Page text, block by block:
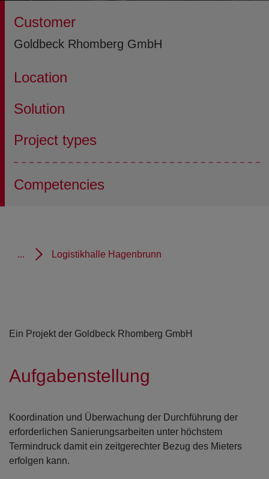
Customer
Goldbeck Rhomberg GmbH
Location
Solution
Project types
Competencies
... Logistikhalle Hagenbrunn
Ein Projekt der Goldbeck Rhomberg GmbH
Aufgabenstellung
Koordination und Überwachung der Durchführung der
erforderlichen Sanierungsarbeiten unter höchstem
Termindruck damit ein zeitgerechter Bezug des Mieters
erfolgen kann.